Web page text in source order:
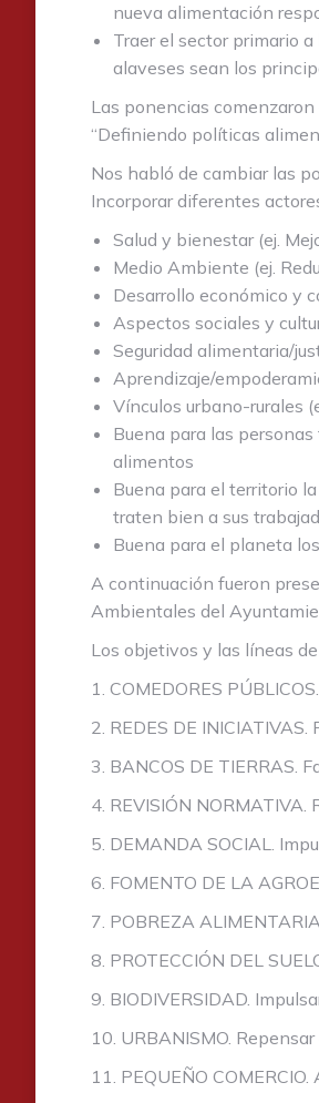
nueva alimentación
Traer el sector primario
alaveses sean los
Las ponencias
“Definiendo políticas
Nos habló de cambiar las
Incorporar diferentes
Salud y bienestar (ej.
Medio Ambiente (ej.
Desarrollo económico y
Aspectos sociales y
Seguridad alimentaria/
Aprendizaje/
Vínculos urbano-rurales
Buena para las
alimentos
Buena para el territorio
traten bien a sus
Buena para el planeta
A continuación fueron
Ambientales del
Los objetivos y las líneas
1. COMEDORES
2. REDES DE
3. BANCOS DE TIERRAS.
4. REVISIÓN
5. DEMANDA SOCIAL.
6. FOMENTO DE LA
7. POBREZA
8. PROTECCIÓN DEL
9. BIODIVERSIDAD.
10. URBANISMO.
11. PEQUEÑO